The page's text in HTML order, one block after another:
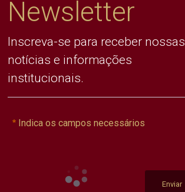
Newsletter
Inscreva-se para receber nossas
notícias e informações
institucionais.
Indica os campos necessários
Enviar